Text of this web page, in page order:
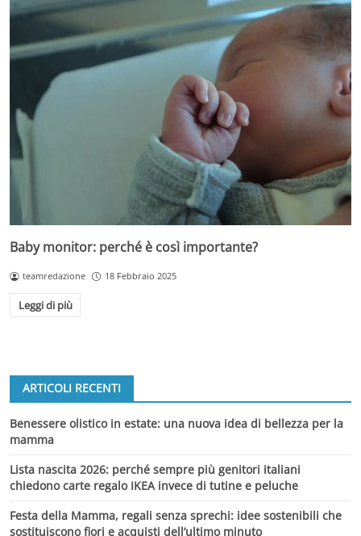
Baby monitor: perché è così importante?
teamredazione 18 Febbraio 2025
Leggi di più
ARTICOLI RECENTI
Benessere olistico in estate: una nuova idea di bellezza per la
mamma
Lista nascita 2026: perché sempre più genitori italiani
chiedono carte regalo IKEA invece di tutine e peluche
Festa della Mamma, regali senza sprechi: idee sostenibili che
sostituiscono fiori e acquisti dell’ultimo minuto